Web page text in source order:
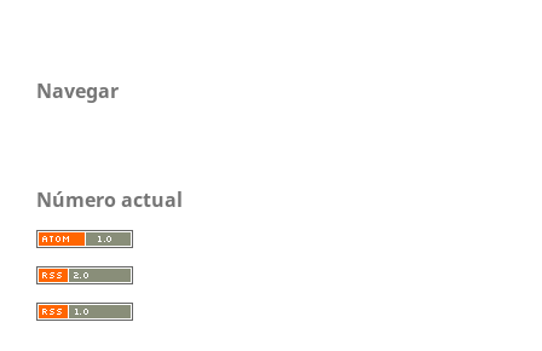
Navegar
Número actual